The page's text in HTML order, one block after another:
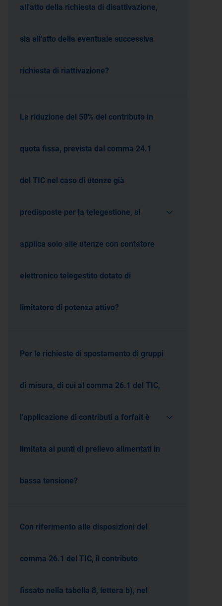
all'atto della richiesta di disattivazione,
sia all'atto della eventuale successiva
richiesta di riattivazione?
La riduzione del 50% del contributo in
quota fissa, prevista dal comma 24.1
del TIC nel caso di utenze già
predisposte per la telegestione, si
applica solo alle utenze con contatore
elettronico telegestito dotato di
limitatore di potenza attivo?
Per le richieste di spostamento di gruppi
di misura, di cui al comma 26.1 del TIC,
l'applicazione di contributi a forfait è
limitata ai punti di prelievo alimentati in
bassa tensione?
Con riferimento alle disposizioni del
comma 26.1 del TIC, il contributo
fissato nella tabella 8, lettera b), nel